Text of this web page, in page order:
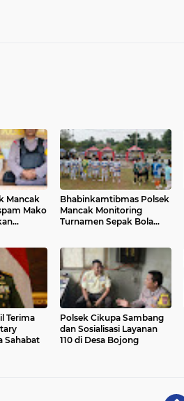
Mancak
Mako
Bhabinkamtibmas Polsek
Mancak Monitoring
Turnamen Sepak Bola
Terima
Sahabat
Polsek Cikupa Sambang
dan Sosialisasi Layanan
110 di Desa Bojong